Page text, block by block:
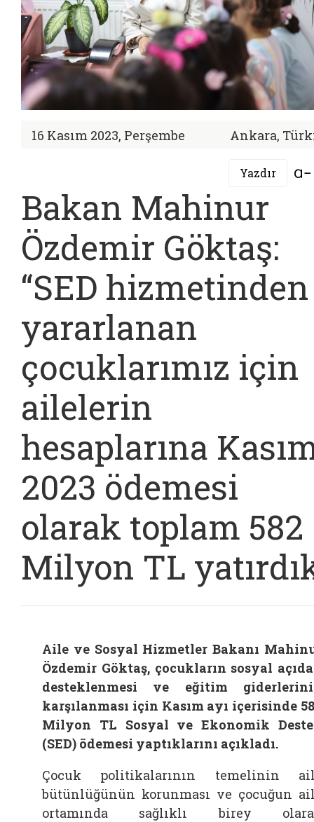
16 Kasım 2023, Perşembe Ankara,
Yazdır
Bakan Mahinur
Özdemir Göktaş:
“SED hizmetinden
yararlanan
çocuklarımız için
ailelerin
hesaplarına
2023 ödemesi
olarak toplam 582
Milyon TL
Aile ve Sosyal Hizmetler Bakanı
Özdemir Göktaş, çocukların sosyal
desteklenmesi ve eğitim
karşılanması için Kasım ayı içerisinde
Milyon TL Sosyal ve Ekonomik
(SED) ödemesi yaptıklarını açıkladı.
Çocuk politikalarının temelinin
bütünlüğünün korunması ve çocuğun
ortamında sağlıklı birey